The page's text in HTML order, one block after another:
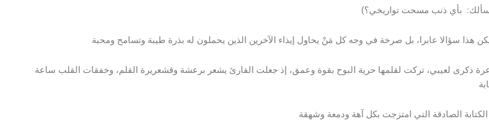
ذكرى لعيبي، تركت لقلمها حرية البوح بقوة وعمق، إذ جعلت القارئ يشعر برعشة وقشعريرة القلم، وخفقات القلب ساعة